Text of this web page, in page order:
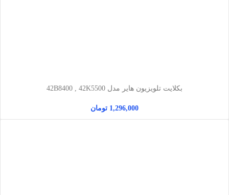
بکلایت تلویزیون هایر مدل 42B8400 , 42K5500
1,296,000 تومان